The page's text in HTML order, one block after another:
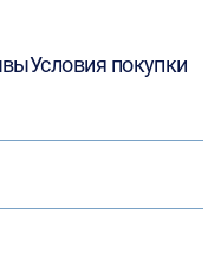
Условия покупки